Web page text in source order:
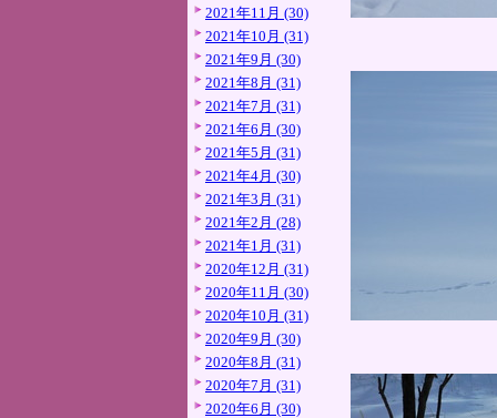
2021年11月 (30)
2021年10月 (31)
2021年9月 (30)
2021年8月 (31)
2021年7月 (31)
2021年6月 (30)
2021年5月 (31)
2021年4月 (30)
2021年3月 (31)
2021年2月 (28)
2021年1月 (31)
2020年12月 (31)
2020年11月 (30)
2020年10月 (31)
2020年9月 (30)
2020年8月 (31)
2020年7月 (31)
2020年6月 (30)